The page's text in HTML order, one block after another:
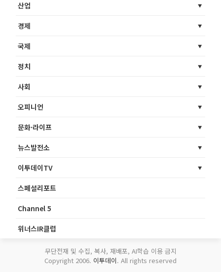
산업
경제
국제
정치
사회
오피니언
문화·라이프
뉴스발전소
이투데이TV
스페셜리포트
Channel 5
위너스IR클럽
무단전재 및 수집, 복사, 재배포, AI학습 이용 금지
Copyright 2006. 이투데이. All rights reserved